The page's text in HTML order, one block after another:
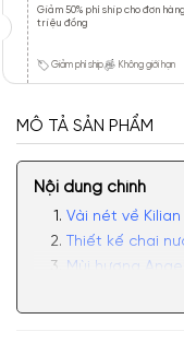
Giảm 50% phí ship cho đơn
triệu đồng
Giảm phí ship Không giới hạn
MÔ TẢ SẢN PHẨM
Nội dung chính
Vài nét về
Thiết kế chai
Mùi hương
Có nên mua